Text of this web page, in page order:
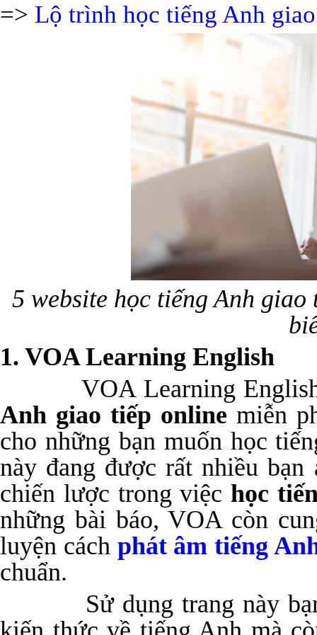
=> Lộ trình học tiếng Anh
5 website học tiếng Anh
1. VOA Learning English
VOA Learning English
Anh giao tiếp online miễn
cho những bạn muốn học
này đang được rất nhiều
chiến lược trong việchọc
những bài báo, VOA còn
luyện cách phát âm tiếng
chuẩn.
Sử dụng trang này bạn